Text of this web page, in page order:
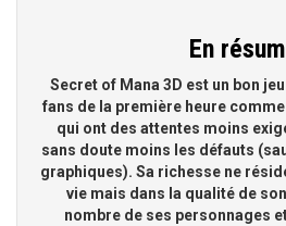
En
Secret of Mana 3D est un bon
fans de la première heure
qui ont des attentes moins
sans doute moins les défauts
graphiques). Sa richesse ne
vie mais dans la qualité de
nombre de ses personnages